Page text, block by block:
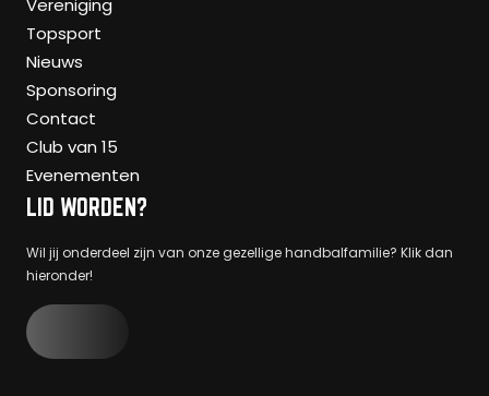
Vereniging
Topsport
Nieuws
Sponsoring
Contact
Club van 15
Evenementen
LID WORDEN?
Wil jij onderdeel zijn van onze gezellige handbalfamilie? Klik dan
hieronder!